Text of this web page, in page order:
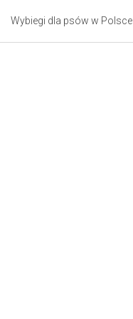
Wybiegi dla psów w Polsce